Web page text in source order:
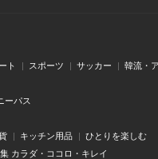
ト スポーツ サッカー 韓流・
ーパス
キッチン用品 ひとりを楽しむ
カラダ・ココロ・キレイ